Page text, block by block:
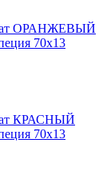
ОРАНЖЕВЫЙ
70х13
КРАСНЫЙ
70х13